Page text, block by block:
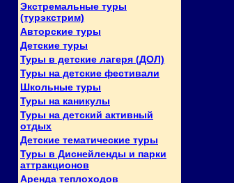
Экстремальные туры
(турэкстрим)
Авторские туры
Детские туры
Туры в детские лагеря (ДОЛ)
Туры на детские фестивали
Школьные туры
Туры на каникулы
Туры на детский активный
отдых
Детские тематические туры
Туры в Диснейленды и парки
аттракционов
Аренда теплоходов